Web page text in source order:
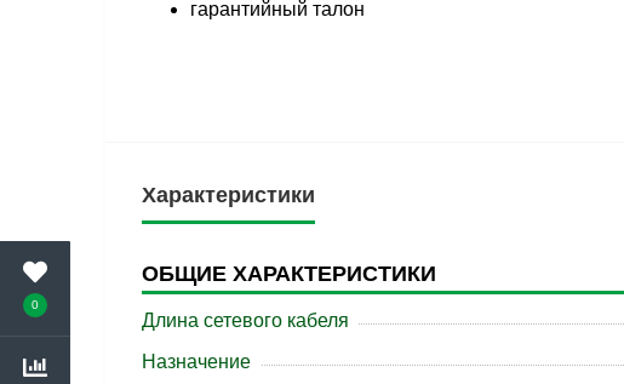
0
гарантийный талон
Характеристики
ОБЩИЕ ХАРАКТЕРИСТИКИ
Длина сетевого кабеля
Назначение